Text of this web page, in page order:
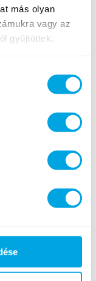
más olyan
vagy az
gyűjtöttek.
köszönjük! •
Demeter
Csapat!